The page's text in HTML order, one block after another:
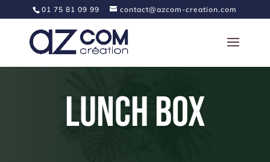
01 75 81 09 99 contact@azcom-creation.com
Lunch Box